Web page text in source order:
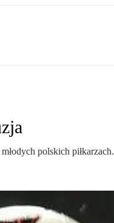
polskich piłkarzach.